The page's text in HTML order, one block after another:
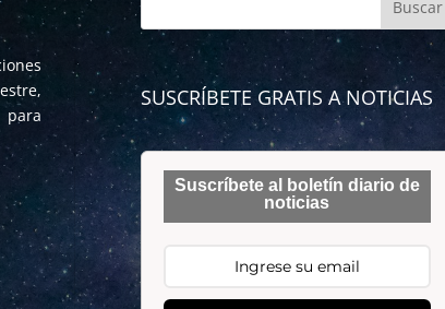
SUSCRÍBETE GRATIS A NOTICIAS
Suscríbete al boletín diario de
noticias